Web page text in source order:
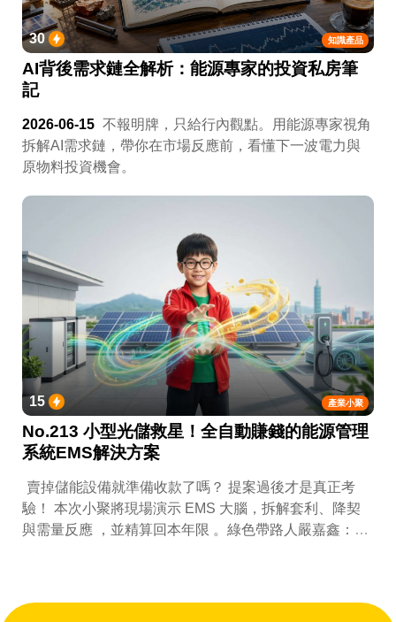
知識產品
30
AI背後需求鏈全解析：能源專家的投資私房筆
記
2026-06-15 不報明牌，只給行內觀點。用能源專家視角
拆解AI需求鏈，帶你在市場反應前，看懂下一波電力與
原物料投資機會。
產業小聚
15
No.213 小型光儲救星！全自動賺錢的能源管理
系統EMS解決方案
賣掉儲能設備就準備收款了嗎？ 提案過後才是真正考
驗！ 本次小聚將現場演示 EMS 大腦，拆解套利、降契
與需量反應 ，並精算回本年限 。綠色帶路人嚴嘉鑫：